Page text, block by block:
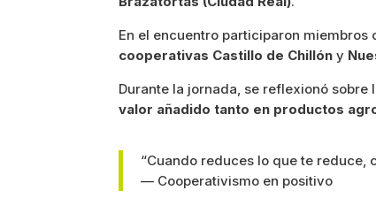
En el encuentro participaron miembros
cooperativas Castillo de Chillón y
Durante la jornada, se reflexionó
valor añadido tanto en productos
“Cuando reduces lo que te reduce,
— Cooperativismo en positivo